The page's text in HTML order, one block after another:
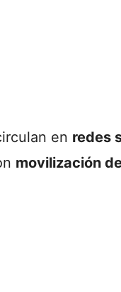
en redes
movilización